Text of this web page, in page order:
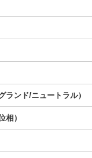
ランド/ニュートラル）
相）